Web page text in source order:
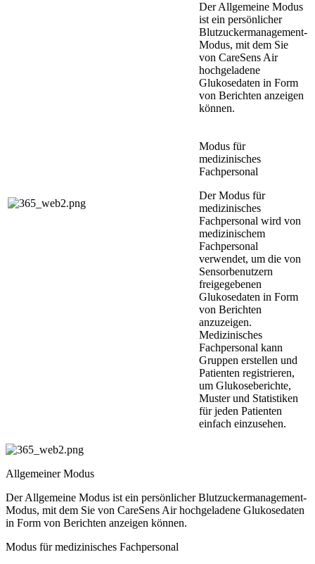
Der Allgemeine Modus
ist ein persönlicher
Blutzuckermanagement-
Modus, mit dem Sie
von CareSens Air
hochgeladene
Glukosedaten in Form
von Berichten anzeigen
können.
Modus für
medizinisches
Fachpersonal
Der Modus für
medizinisches
Fachpersonal wird von
medizinischem
Fachpersonal
verwendet, um die von
Sensorbenutzern
freigegebenen
Glukosedaten in Form
von Berichten
anzuzeigen.
Medizinisches
Fachpersonal kann
Gruppen erstellen und
Patienten registrieren,
um Glukoseberichte,
Muster und Statistiken
für jeden Patienten
einfach einzusehen.
Allgemeiner Modus
Der Allgemeine Modus ist ein persönlicher Blutzuckermanagement-
Modus, mit dem Sie von CareSens Air hochgeladene Glukosedaten
in Form von Berichten anzeigen können.
Modus für medizinisches Fachpersonal